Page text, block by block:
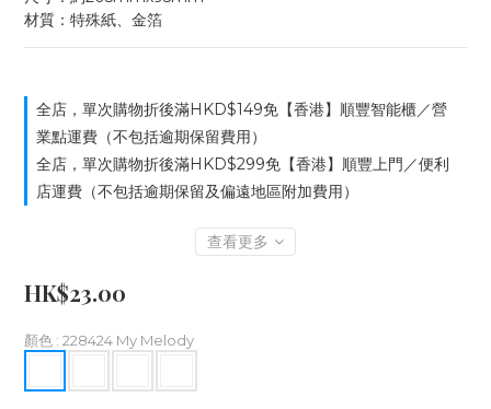
材質：特殊紙、金箔
全店，單次購物折後滿HKD$149免【香港】順豐智能櫃／營
業點運費（不包括逾期保留費用）
全店，單次購物折後滿HKD$299免【香港】順豐上門／便利
店運費（不包括逾期保留及偏遠地區附加費用）
查看更多
HK$23.00
顏色 : 228424 My Melody